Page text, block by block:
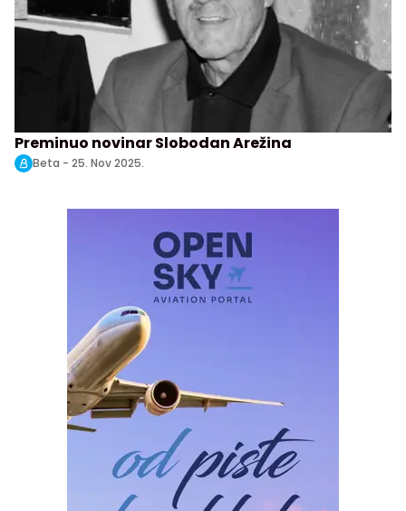
Preminuo novinar Slobodan Arežina
Beta - 25. Nov 2025.